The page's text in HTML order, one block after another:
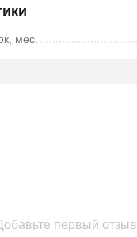
мес.
первый отзыв